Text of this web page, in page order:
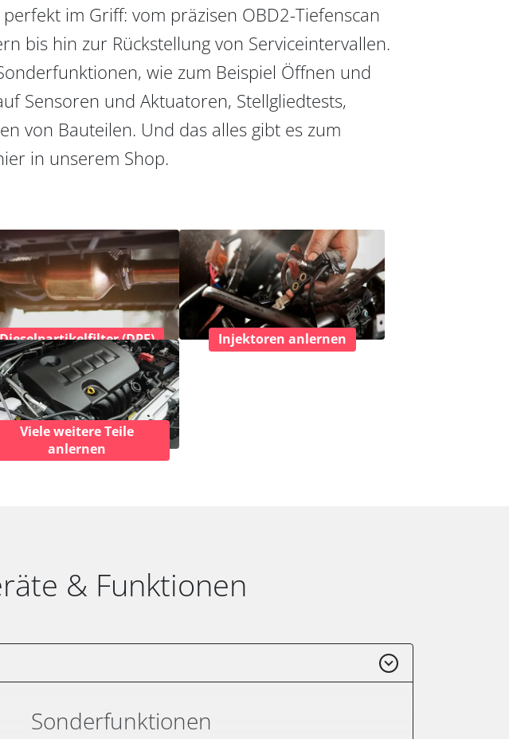
im Griff: vom präzisen OBD2-Tiefenscan
bis hin zur Rückstellung von Serviceintervallen.
wie zum Beispiel Öffnen und
Sensoren und Aktuatoren, Stellgliedtests,
von Bauteilen. Und das alles gibt es zum
in unserem Shop.
(DPF) Injektoren anlernen
Viele weitere Teile
anlernen
& Funktionen
Sonderfunktionen